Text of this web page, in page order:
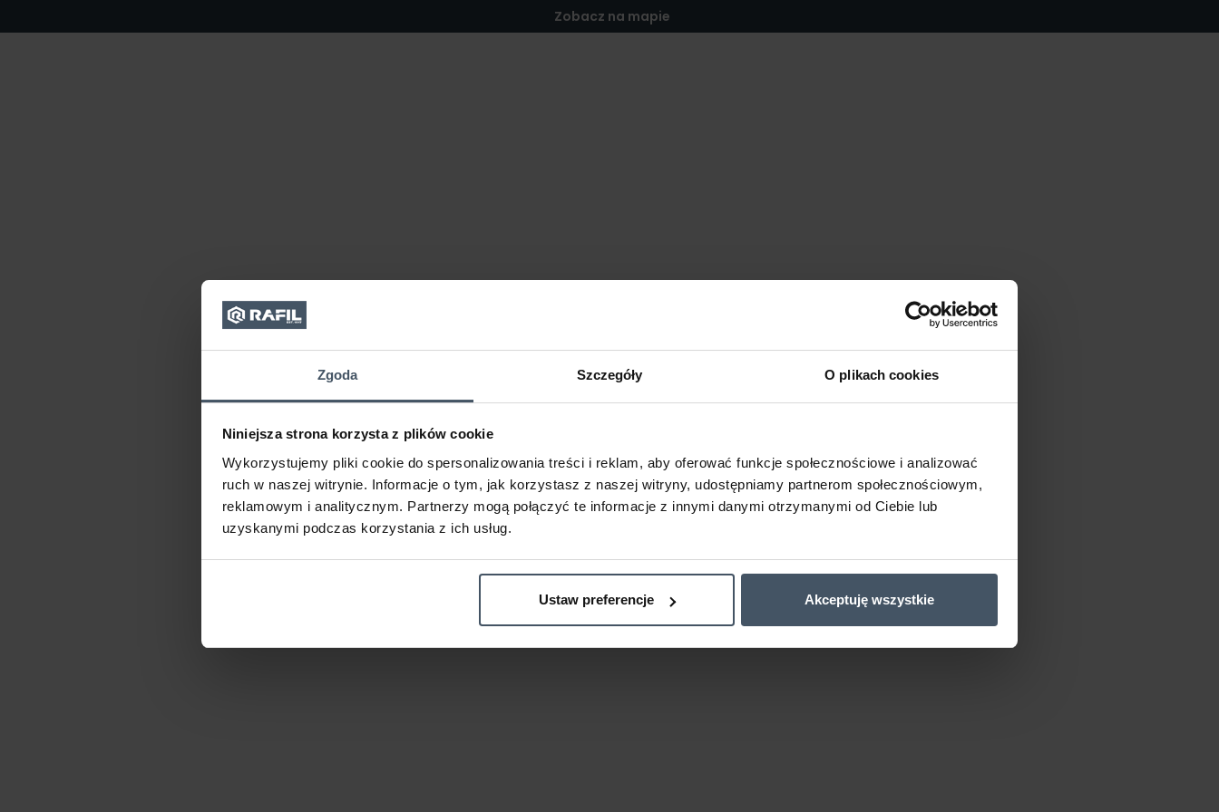
Zgoda Szczegóły O plikach cookies
Niniejsza strona korzysta z plików cookie
Wykorzystujemy pliki cookie do spersonalizowania treści i reklam, aby oferować funkcje społecznościowe i analizować
ruch w naszej witrynie. Informacje o tym, jak korzystasz z naszej witryny, udostępniamy partnerom społecznościowym,
reklamowym i analitycznym. Partnerzy mogą połączyć te informacje z innymi danymi otrzymanymi od Ciebie lub
uzyskanymi podczas korzystania z ich usług.
Ustaw preferencje Akceptuję wszystkie
Zobacz na mapie